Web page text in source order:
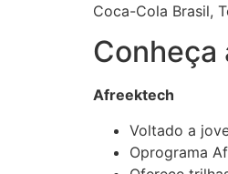
Coca-Cola Brasil,
Conheça
Afreektech
Voltado a
Oprograma